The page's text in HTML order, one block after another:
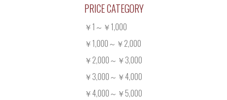
PRICE CATEGORY
￥1～￥1,000
￥1,000～￥2,000
￥2,000～￥3,000
￥3,000～￥4,000
￥4,000～￥5,000